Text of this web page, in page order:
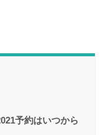
予約はいつから